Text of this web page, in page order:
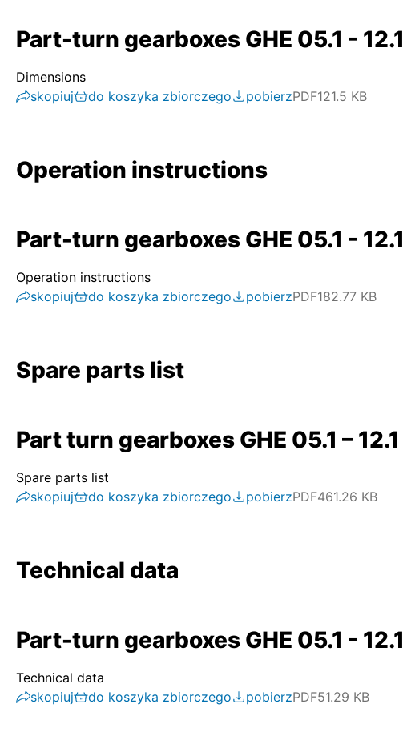
Part-turn gearboxes GHE 05.1 - 12.1
Dimensions
skopiuj
do koszyka zbiorczego pobierzPDF121.5 KB
Operation instructions
Part-turn gearboxes GHE 05.1 - 12.1
Operation instructions
skopiuj
do koszyka zbiorczego pobierzPDF182.77 KB
Spare parts list
Part turn gearboxes GHE 05.1 – 12.1
Spare parts list
skopiuj
do koszyka zbiorczego pobierzPDF461.26 KB
Technical data
Part-turn gearboxes GHE 05.1 - 12.1
Technical data
skopiuj
do koszyka zbiorczego pobierzPDF51.29 KB